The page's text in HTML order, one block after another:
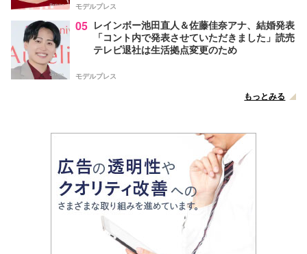
モデルプレス
05 レインボー池田直人＆佐藤佳奈アナ、結婚発表
「コント内で発表させていただきました」読売
テレビ退社は生活拠点変更のため
モデルプレス
もっとみる